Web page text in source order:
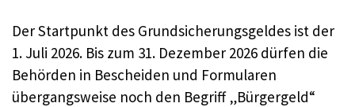
Der Startpunkt des Grundsicherungsgeldes ist der
1. Juli 2026. Bis zum 31. Dezember 2026 dürfen die
Behörden in Bescheiden und Formularen
übergangsweise noch den Begriff „Bürgergeld“